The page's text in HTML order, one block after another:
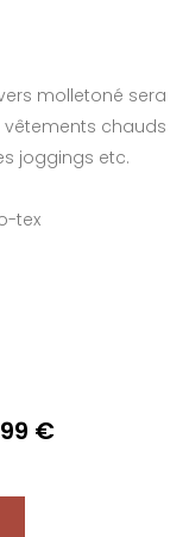
molletoné sera
chauds
joggings etc.
tex
€